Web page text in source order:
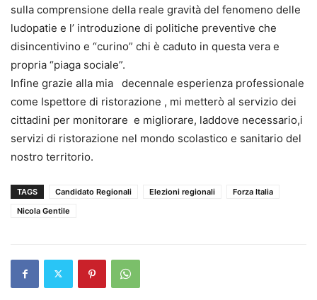
sulla comprensione della reale gravità del fenomeno delle
ludopatie e l’ introduzione di politiche preventive che
disincentivino e “curino” chi è caduto in questa vera e
propria “piaga sociale”.
Infine grazie alla mia decennale esperienza professionale
come Ispettore di ristorazione , mi metterò al servizio dei
cittadini per monitorare e migliorare, laddove necessario,i
servizi di ristorazione nel mondo scolastico e sanitario del
nostro territorio.
TAGS Candidato Regionali Elezioni regionali
Forza Italia
Nicola Gentile